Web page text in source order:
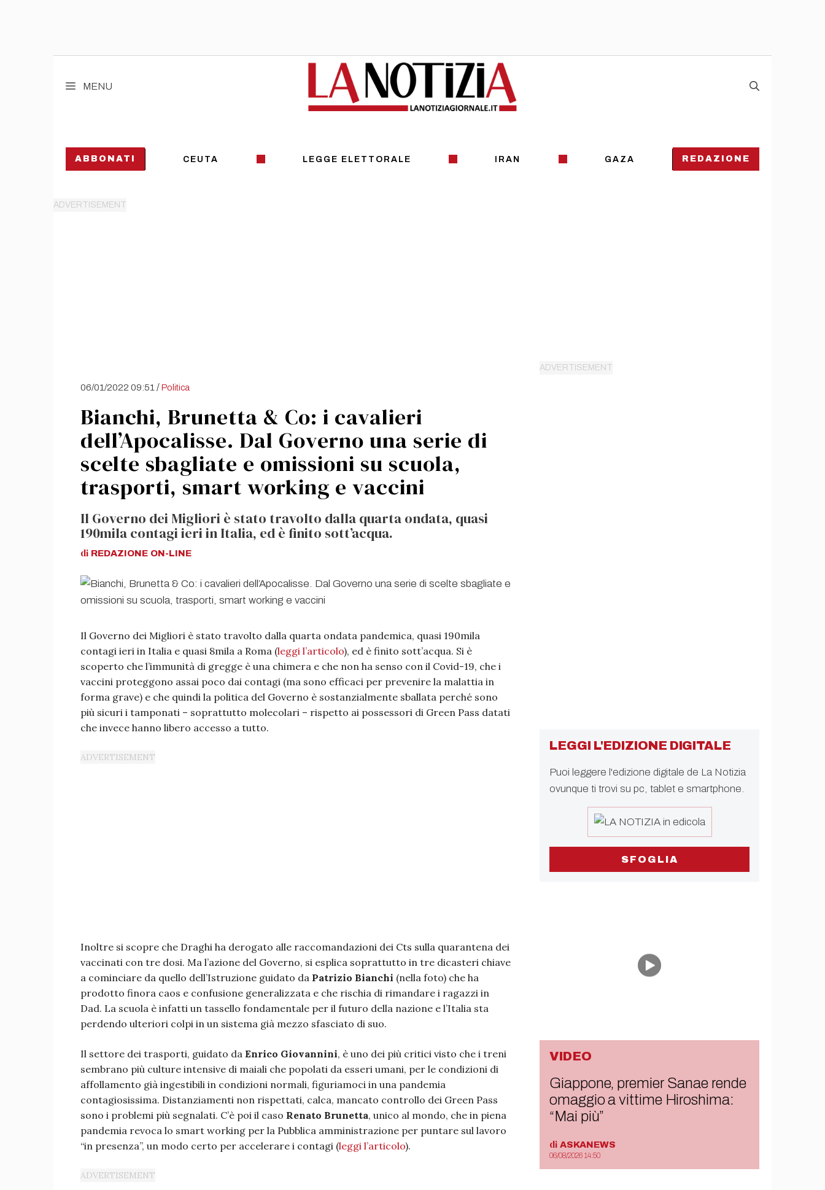
MENU
ABBONATI CEUTA LEGGE ELETTORALE IRAN GAZA REDAZIONE
06/01/2022 09:51 /Politica
Bianchi, Brunetta & Co: i cavalieri
dell’Apocalisse. Dal Governo una serie di
scelte sbagliate e omissioni su scuola,
trasporti, smart working e vaccini
Il Governo dei Migliori è stato travolto dalla quarta ondata, quasi
190mila contagi ieri in Italia, ed è finito sott’acqua.
di REDAZIONE ON-LINE
Il Governo dei Migliori è stato travolto dalla quarta ondata pandemica, quasi 190mila
contagi ieri in Italia e quasi 8mila a Roma (leggi l’articolo), ed è finito sott’acqua. Si è
scoperto che l’immunità di gregge è una chimera e che non ha senso con il Covid-19, che i
vaccini proteggono assai poco dai contagi (ma sono efficaci per prevenire la malattia in
forma grave) e che quindi la politica del Governo è sostanzialmente sballata perché sono
più sicuri i tamponati – soprattutto molecolari – rispetto ai possessori di Green Pass datati
che invece hanno libero accesso a tutto.
Inoltre si scopre che Draghi ha derogato alle raccomandazioni dei Cts sulla quarantena dei
vaccinati con tre dosi. Ma l’azione del Governo, si esplica soprattutto in tre dicasteri chiave
a cominciare da quello dell’Istruzione guidato da Patrizio Bianchi (nella foto) che ha
prodotto finora caos e confusione generalizzata e che rischia di rimandare i ragazzi in
Dad. La scuola è infatti un tassello fondamentale per il futuro della nazione e l’Italia sta
perdendo ulteriori colpi in un sistema già mezzo sfasciato di suo.
Il settore dei trasporti, guidato da Enrico Giovannini, è uno dei più critici visto che i treni
sembrano più culture intensive di maiali che popolati da esseri umani, per le condizioni di
affollamento già ingestibili in condizioni normali, figuriamoci in una pandemia
contagiosissima. Distanziamenti non rispettati, calca, mancato controllo dei Green Pass
sono i problemi più segnalati. C’è poi il caso Renato Brunetta, unico al mondo, che in piena
pandemia revoca lo smart working per la Pubblica amministrazione per puntare sul lavoro
“in presenza”, un modo certo per accelerare i contagi (leggi l’articolo).
LEGGI L'EDIZIONE DIGITALE
Puoi leggere l'edizione digitale de La Notizia
ovunque ti trovi su pc, tablet e smartphone.
SFOGLIA
VIDEO
Giappone, premier Sanae rende
omaggio a vittime Hiroshima:
“Mai più”
di ASKANEWS
06/08/2026 14:50